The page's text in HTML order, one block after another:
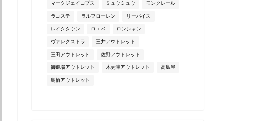
マークジェイコブス ミュウミュウ モンクレール
ラコステ ラルフローレン リーバイス
レイクタウン ロエベ ロンシャン
ヴァレクストラ 三井アウトレット
三田アウトレット 佐野アウトレット
御殿場アウトレット 木更津アウトレット 高島屋
鳥栖アウトレット